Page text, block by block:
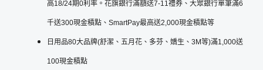
高18/24期0利率。花旗銀行滿額送7-11禮券、大眾銀行單筆滿6
千送300現金積點、SmartPay最高送2,000現金積點等
日用品80大品牌(舒潔、五月花、多芬、嬌生、3M等)滿1,000送
100現金積點